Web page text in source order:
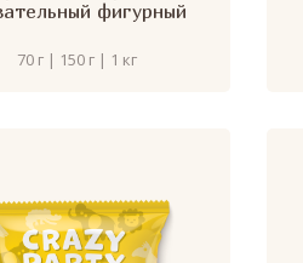
фигурный
70 г | 150 г | 1 кг